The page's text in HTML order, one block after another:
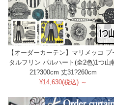
【オーダーカーテン】マリメッコ プ
タルフリン パルハート(全2色)1つ山
21?300cm 丈31?260cm
¥14,630(税込) ～